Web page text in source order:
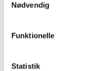
Nødvendig
Funktionelle
Statistik